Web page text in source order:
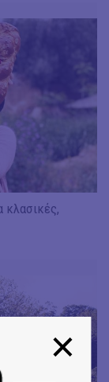
κλασικές,